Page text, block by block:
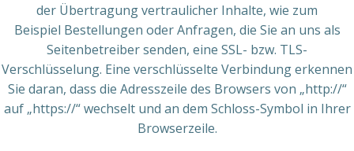
der Übertragung vertraulicher Inhalte, wie zum
Beispiel Bestellungen oder Anfragen, die Sie an uns als
Seitenbetreiber senden, eine SSL- bzw. TLS-
Verschlüsselung. Eine verschlüsselte Verbindung erkennen
Sie daran, dass die Adresszeile des Browsers von „http://“
auf „https://“ wechselt und an dem Schloss-Symbol in Ihrer
Browserzeile.